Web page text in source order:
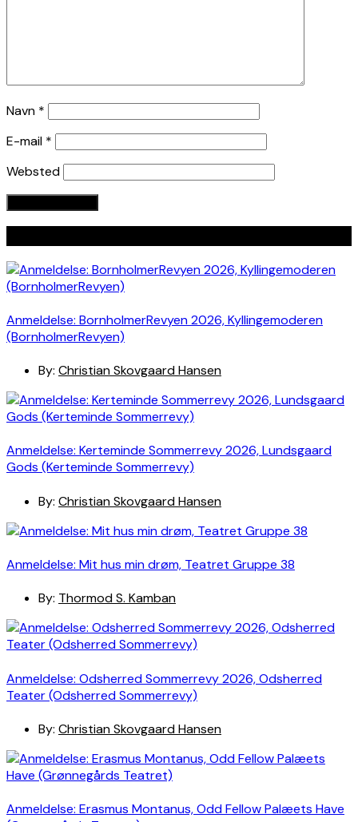
Navn *
E-mail *
Websted
Anmeldelse: BornholmerRevyen 2026, Kyllingemoderen
(BornholmerRevyen)
By: Christian Skovgaard Hansen
Anmeldelse: Kerteminde Sommerrevy 2026, Lundsgaard
Gods (Kerteminde Sommerrevy)
By: Christian Skovgaard Hansen
Anmeldelse: Mit hus min drøm, Teatret Gruppe 38
By: Thormod S. Kamban
Anmeldelse: Odsherred Sommerrevy 2026, Odsherred
Teater (Odsherred Sommerrevy)
By: Christian Skovgaard Hansen
Anmeldelse: Erasmus Montanus, Odd Fellow Palæets Have